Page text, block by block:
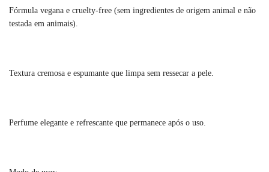
Fórmula vegana e cruelty-free (sem ingredientes de origem animal e não
testada em animais).
Textura cremosa e espumante que limpa sem ressecar a pele.
Perfume elegante e refrescante que permanece após o uso.